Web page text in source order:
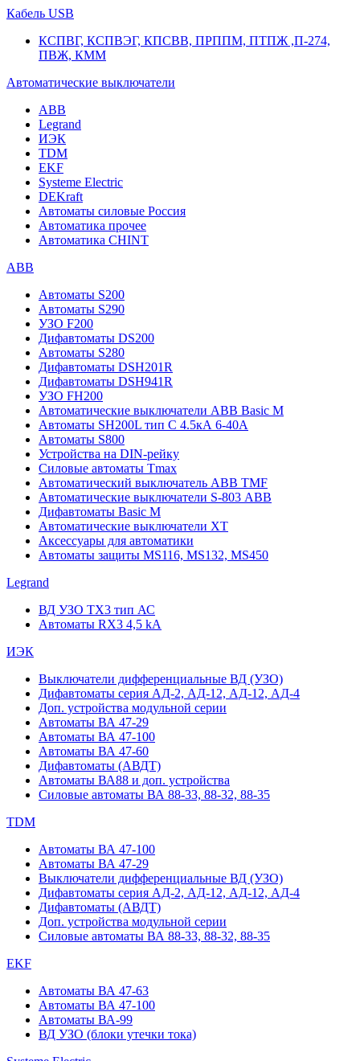
Кабель USB
КСПВГ, КСПВЭГ, КПСВВ, ПРППМ, ПТПЖ ,П-274,
ПВЖ, КММ
Автоматические выключатели
ABB
Legrand
ИЭК
TDM
EKF
Systeme Electric
DEKraft
Автоматы силовые Россия
Автоматика прочее
Автоматика CHINT
ABB
Автоматы S200
Автоматы S290
УЗО F200
Дифавтоматы DS200
Автоматы S280
Дифавтоматы DSH201R
Дифавтоматы DSH941R
УЗО FH200
Автоматические выключатели ABB Basic M
Автоматы SH200L тип С 4.5кА 6-40А
Автоматы S800
Устройства на DIN-рейку
Силовые автоматы Tmax
Автоматический выключатель ABB TMF
Автоматические выключатели S-803 АВВ
Дифавтоматы Basic M
Автоматические выключатели XT
Аксессуары для автоматики
Автоматы защиты MS116, MS132, MS450
Legrand
ВД УЗО TX3 тип АС
Автоматы RX3 4,5 kA
ИЭК
Выключатели дифференциальные ВД (УЗО)
Дифавтоматы серия АД-2, АД-12, АД-12, АД-4
Доп. устройства модульной серии
Автоматы ВА 47-29
Автоматы ВА 47-100
Автоматы ВА 47-60
Дифавтоматы (АВДТ)
Автоматы ВА88 и доп. устройства
Силовые автоматы ВА 88-33, 88-32, 88-35
TDM
Автоматы ВА 47-100
Автоматы ВА 47-29
Выключатели дифференциальные ВД (УЗО)
Дифавтоматы серия АД-2, АД-12, АД-12, АД-4
Дифавтоматы (АВДТ)
Доп. устройства модульной серии
Силовые автоматы ВА 88-33, 88-32, 88-35
EKF
Автоматы ВА 47-63
Автоматы ВА 47-100
Автоматы ВА-99
ВД УЗО (блоки утечки тока)